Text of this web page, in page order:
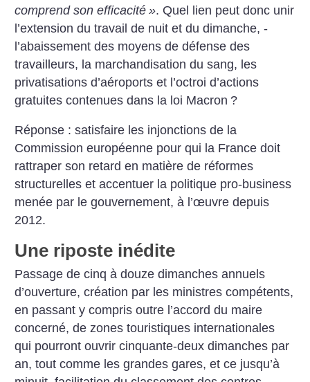
comprend son efficacité ». Quel lien peut donc unir
l’extension du travail de nuit et du dimanche, ­
l’abaissement des moyens de défense des
travailleurs, la marchandisation du sang, les
privatisations d’aéroports et l’octroi d’actions
gratuites contenues dans la loi Macron ?
Réponse : satisfaire les injonctions de la
Commission européenne pour qui la France doit
rattraper son retard en matière de réformes
structurelles et accentuer la politique pro-business
menée par le gouvernement, à l’œuvre depuis
2012.
Une riposte inédite
Passage de cinq à douze dimanches annuels
d’ouverture, création par les ministres compétents,
en passant y compris outre l’accord du maire
concerné, de zones touristiques internationales
qui pourront ouvrir cinquante-deux dimanches par
an, tout comme les grandes gares, et ce jusqu’à